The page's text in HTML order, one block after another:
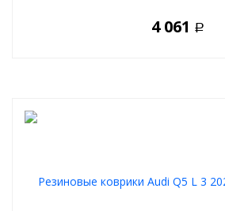
4 061 Р